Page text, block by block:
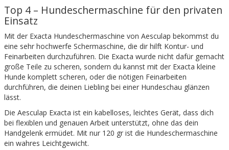
Top 4 – Hundeschermaschine für den privaten
Einsatz
Mit der Exacta Hundeschermaschine von Aesculap bekommst du
eine sehr hochwerfe Schermaschine, die dir hilft Kontur- und
Feinarbeiten durchzuführen. Die Exacta wurde nicht dafür gemacht
große Teile zu scheren, sondern du kannst mit der Exacta kleine
Hunde komplett scheren, oder die nötigen Feinarbeiten
durchführen, die deinen Liebling bei einer Hundeschau glänzen
lässt.
Die Aesculap Exacta ist ein kabelloses, leichtes Gerät, dass dich
bei flexiblen und genauen Arbeit unterstützt, ohne das dein
Handgelenk ermüdet. Mit nur 120 gr ist die Hundeschermaschine
ein wahres Leichtgewicht.